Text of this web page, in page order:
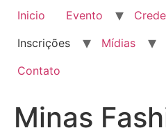
Inicio Evento
Inscrições
Mídias
Contato
Minas